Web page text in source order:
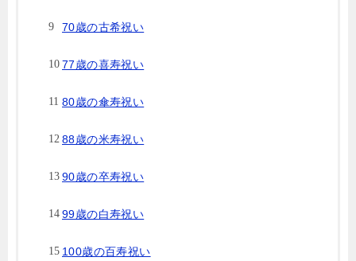
70歳の古希祝い
77歳の喜寿祝い
80歳の傘寿祝い
88歳の米寿祝い
90歳の卒寿祝い
99歳の白寿祝い
100歳の百寿祝い